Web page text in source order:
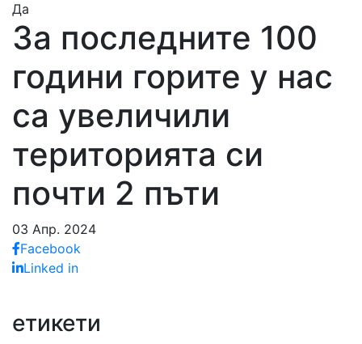
Да
За последните 100
години горите у нас
са увеличили
територията си
почти 2 пъти
03 Апр. 2024
Facebook
Linked in
етикети